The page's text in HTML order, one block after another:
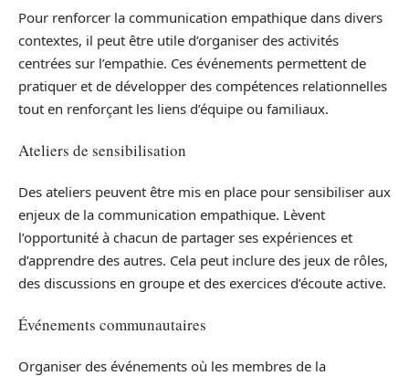
Pour renforcer la communication empathique dans divers
contextes, il peut être utile d’organiser des activités
centrées sur l’empathie. Ces événements permettent de
pratiquer et de développer des compétences relationnelles
tout en renforçant les liens d’équipe ou familiaux.
Ateliers de sensibilisation
Des ateliers peuvent être mis en place pour sensibiliser aux
enjeux de la communication empathique. Lèvent
l’opportunité à chacun de partager ses expériences et
d’apprendre des autres. Cela peut inclure des jeux de rôles,
des discussions en groupe et des exercices d’écoute active.
Événements communautaires
Organiser des événements où les membres de la